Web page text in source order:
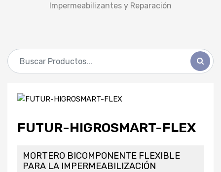
Impermeabilizantes y Reparación
FUTUR-HIGROSMART-FLEX
MORTERO BICOMPONENTE FLEXIBLE
PARA LA IMPERMEABILIZACIÓN